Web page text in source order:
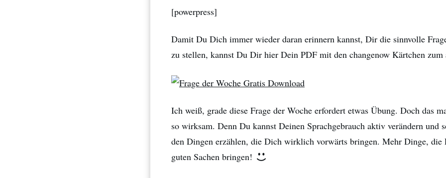
[powerpress]
Damit Du Dich immer wieder daran erinnern kannst, Dir die sinnvolle
zu stellen, kannst Du Dir hier Dein PDF mit den changenow Kärtchen zum
Ich weiß, grade diese Frage der Woche erfordert etwas Übung. Doch das
so wirksam. Denn Du kannst Deinen Sprachgebrauch aktiv verändern und
den Dingen erzählen, die Dich wirklich vorwärts bringen. Mehr Dinge,
guten Sachen bringen!